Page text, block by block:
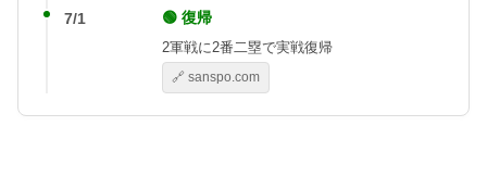
7/1 🟢 復帰
2軍戦に2番二塁で実戦復帰
🔗 sanspo.com